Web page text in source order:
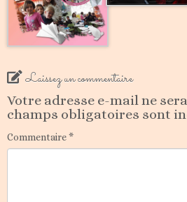
Laissez un commentaire
Votre adresse e-mail ne
champs obligatoires sont
Commentaire*